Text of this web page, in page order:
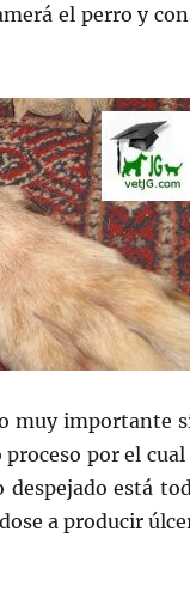
el perro y
muy importante
por el cual
está
a producir